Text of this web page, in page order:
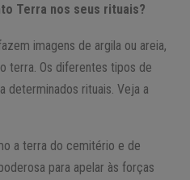
Terra nos seus rituais?
imagens de argila ou areia,
terra. Os diferentes tipos de
determinados rituais. Veja a
a terra do cemitério e de
para apelar às forças